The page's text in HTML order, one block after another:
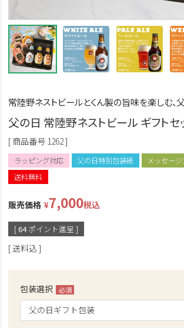
常陸野ネストビールとくん製の旨味を楽しむ、
父の日 常陸野ネストビール ギフトセ
商品番号 1262
ラッピング対応 父の日特別包装紙 メッセー
送料無料
販売価格 ¥7,000税込
[64ポイント進呈 ]
送料込
包装選択
(必
須)